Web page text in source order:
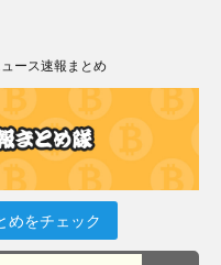
ース速報まとめ
めをチェック